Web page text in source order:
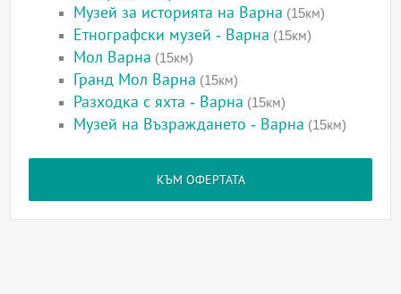
Музей за историята на Варна (15км)
Етнографски музей - Варна (15км)
Мол Варна (15км)
Гранд Мол Варна (15км)
Разходка с яхта - Варна (15км)
Музей на Възраждането - Варна (15км)
КЪМ ОФЕРТАТА